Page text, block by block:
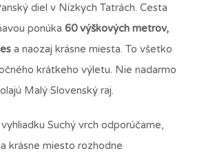
diel v Nízkych Tatrách. Cesta
ponúka 60 výškových metrov,
a naozaj krásne miesta. To všetko
krátkeho výletu. Nie nadarmo
Malý Slovenský raj.
Suchý vrch odporúčame,
krásne miesto rozhodne